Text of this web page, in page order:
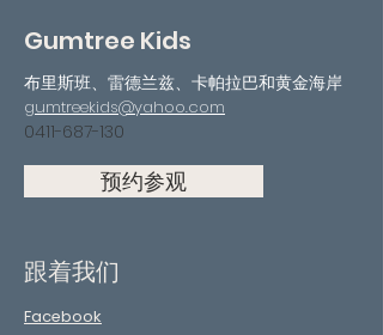
Gumtree Kids
布里斯班、雷德兰兹、卡帕拉巴和黄金海岸
gumtreekids@yahoo.com
0411-687-130
预约参观
跟着我们
Facebook